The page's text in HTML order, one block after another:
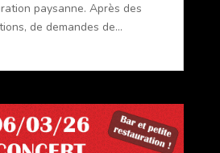
paysanne. Après des
de demandes de...